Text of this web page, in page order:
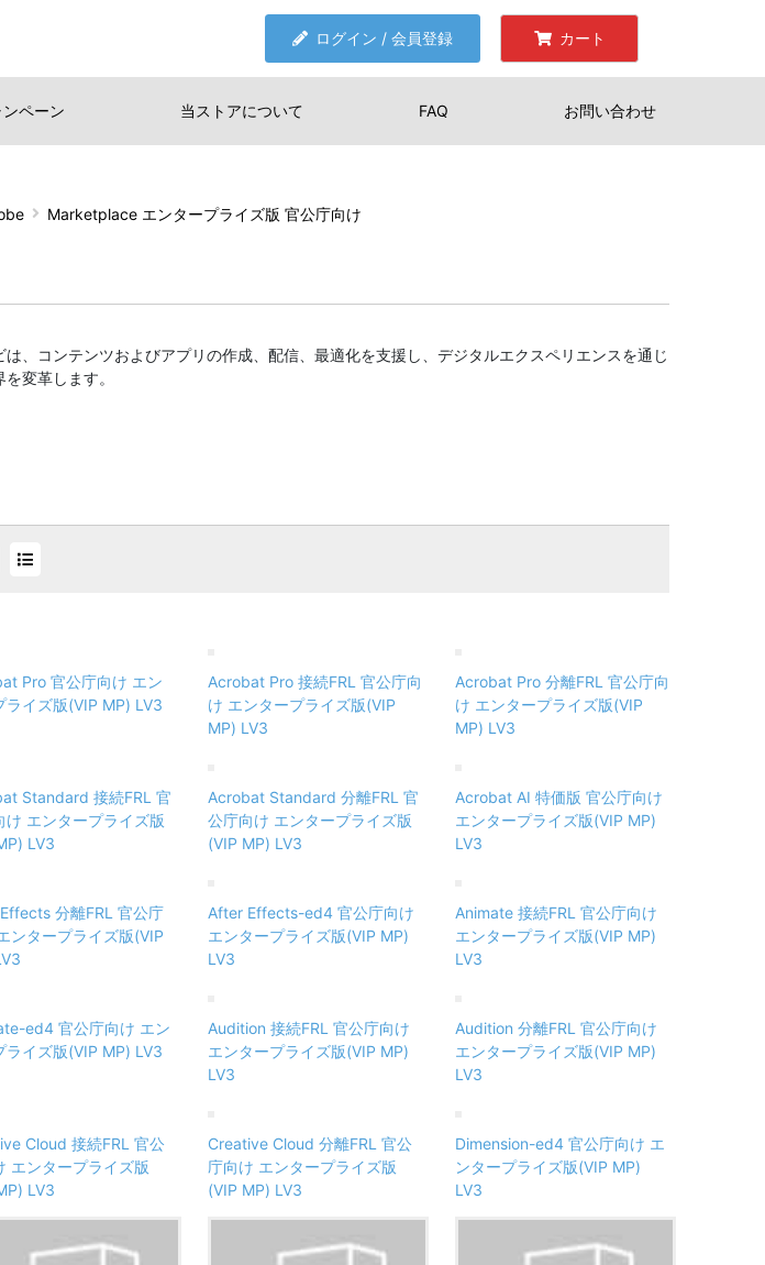
ログイン / 会員登録 カート
ンペーン 当ストアについて FAQ お問い合わせ
Marketplace エンタープライズ版 官公庁向け
は、コンテンツおよびアプリの作成、配信、最適化を支援し、デジタルエクスペリエンスを通じ
を変革します。
Pro 官公庁向け エン
ライズ版(VIP MP) LV3
Acrobat Pro 接続FRL 官公庁向
け エンタープライズ版(VIP
MP) LV3
Acrobat Pro 分離FRL 官公庁向
け エンタープライズ版(VIP
MP) LV3
Standard 接続FRL 官
け エンタープライズ版
LV3
Acrobat Standard 分離FRL 官
公庁向け エンタープライズ版
(VIP MP) LV3
Acrobat AI 特価版 官公庁向け
エンタープライズ版(VIP MP)
LV3
分離FRL 官公庁
ンタープライズ版(VIP
After Effects-ed4 官公庁向け
エンタープライズ版(VIP MP)
LV3
Animate 接続FRL 官公庁向け
エンタープライズ版(VIP MP)
LV3
ed4 官公庁向け エン
ライズ版(VIP MP) LV3
Audition 接続FRL 官公庁向け
エンタープライズ版(VIP MP)
LV3
Audition 分離FRL 官公庁向け
エンタープライズ版(VIP MP)
LV3
Cloud 接続FRL 官公
エンタープライズ版
LV3
Creative Cloud 分離FRL 官公
庁向け エンタープライズ版
(VIP MP) LV3
Dimension-ed4 官公庁向け エ
ンタープライズ版(VIP MP)
LV3